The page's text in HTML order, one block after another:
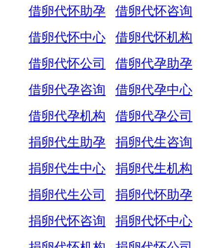
借卵代怀助孕
借卵代怀咨询
借卵代怀中心
借卵代怀机构
借卵代怀公司
借卵代孕助孕
借卵代孕咨询
借卵代孕中心
借卵代孕机构
借卵代孕公司
捐卵代生助孕
捐卵代生咨询
捐卵代生中心
捐卵代生机构
捐卵代生公司
捐卵代怀助孕
捐卵代怀咨询
捐卵代怀中心